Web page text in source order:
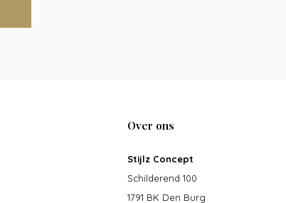
Over ons
Stijlz Concept
Schilderend 100
1791 BK Den Burg